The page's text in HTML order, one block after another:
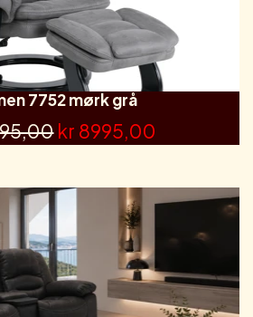
7752 mørk grå
kr 8995,00